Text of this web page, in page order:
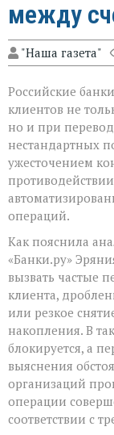
между
"Наша газета"
Российские
клиентов не
но и при
нестандартных
ужесточением
операций.
Как пояснила
«Банки.ру»
вызвать частые
клиента,
или резкое
накопления. В
блокируется, а
выяснения
организаций
операции
соответствии с